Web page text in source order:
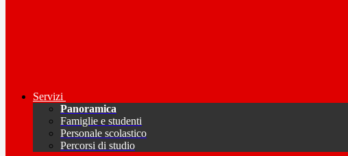
Servizi
Panoramica
Famiglie e studenti
Personale scolastico
Percorsi di studio